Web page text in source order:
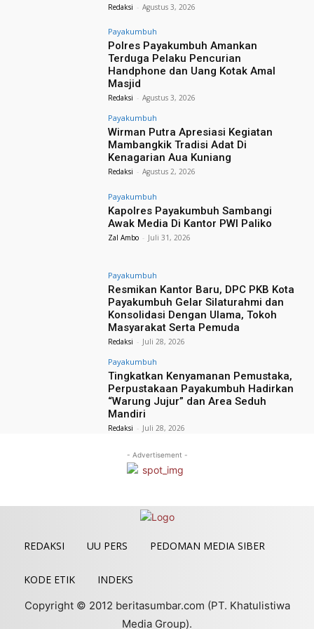
Redaksi - Agustus 3, 2026
Payakumbuh
Polres Payakumbuh Amankan
Terduga Pelaku Pencurian
Handphone dan Uang Kotak Amal
Masjid
Redaksi - Agustus 3, 2026
Payakumbuh
Wirman Putra Apresiasi Kegiatan
Mambangkik Tradisi Adat Di
Kenagarian Aua Kuniang
Redaksi - Agustus 2, 2026
Payakumbuh
Kapolres Payakumbuh Sambangi
Awak Media Di Kantor PWI Paliko
Zal Ambo - Juli 31, 2026
Payakumbuh
Resmikan Kantor Baru, DPC PKB Kota
Payakumbuh Gelar Silaturahmi dan
Konsolidasi Dengan Ulama, Tokoh
Masyarakat Serta Pemuda
Redaksi - Juli 28, 2026
Payakumbuh
Tingkatkan Kenyamanan Pemustaka,
Perpustakaan Payakumbuh Hadirkan
“Warung Jujur” dan Area Seduh
Mandiri
Redaksi - Juli 28, 2026
- Advertisement -
REDAKSI UU PERS PEDOMAN MEDIA SIBER
KODE ETIK
INDEKS
Copyright © 2012 beritasumbar.com (PT. Khatulistiwa
Media Group).